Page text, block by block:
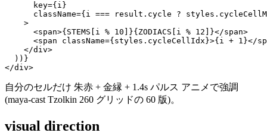
      key={i}
className={i === result.cycle ?
    >
      <span>{STEMS[i % 10]}{ZODIACS[i % 12]}</span>
<span className={styles.cycleCellIdx}>{i + 1}</
    </div>
  ))}
自分のセルだけ 朱赤 + 金縁 + 1.4s パルス アニメで強調
(maya-cast Tzolkin 260 グリッドの 60 版)。
visual direction